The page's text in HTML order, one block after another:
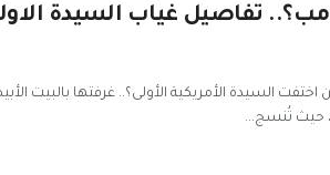
تفاصيل غياب السيدة
السيدة الأمريكية الأولى؟.. غرفتها بالبيت
حيث تُنسج...